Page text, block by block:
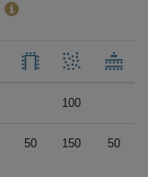
100
50 150 50